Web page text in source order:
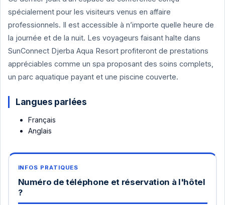
spécialement pour les visiteurs venus en affaire
professionnels. Il est accessible à n’importe quelle heure de
la journée et de la nuit. Les voyageurs faisant halte dans
SunConnect Djerba Aqua Resort profiteront de prestations
appréciables comme un spa proposant des soins complets,
un parc aquatique payant et une piscine couverte.
Langues parlées
Français
Anglais
Numéro de téléphone et réservation à l'hôtel
?